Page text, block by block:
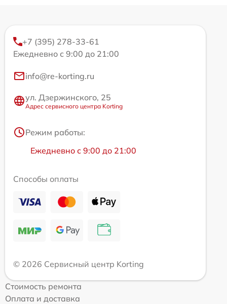
+7 (395) 278-33-61
Ежедневно с 9:00 до 21:00
info@re-korting.ru
ул. Дзержинского, 25
Адрес сервисного центра Korting
Режим работы:
Ежедневно с 9:00 до 21:00
Способы оплаты
© 2026 Сервисный центр Korting
Стоимость ремонта
Оплата и доставка